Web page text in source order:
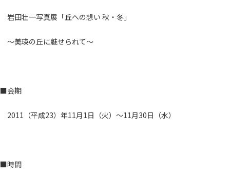
岩田壮一写真展「丘への想い 秋・冬」
～美瑛の丘に魅せられて～
■会期
2011（平成23）年11月1日（火）～11月30日（水）
■時間